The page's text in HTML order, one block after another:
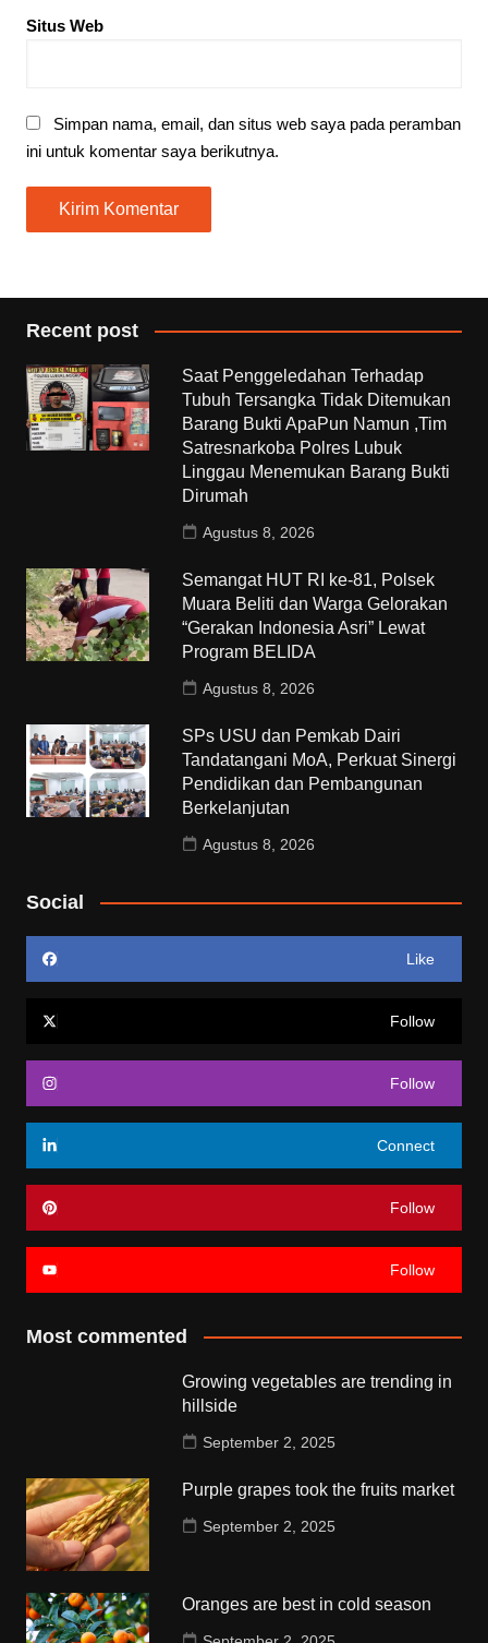
Situs Web
Simpan nama, email, dan situs web saya pada peramban
ini untuk komentar saya berikutnya.
Recent post
Saat Penggeledahan Terhadap
Tubuh Tersangka Tidak Ditemukan
Barang Bukti ApaPun Namun ,Tim
Satresnarkoba Polres Lubuk
Linggau Menemukan Barang Bukti
Dirumah
Agustus 8, 2026
Semangat HUT RI ke-81, Polsek
Muara Beliti dan Warga Gelorakan
“Gerakan Indonesia Asri” Lewat
Program BELIDA
Agustus 8, 2026
SPs USU dan Pemkab Dairi
Tandatangani MoA, Perkuat Sinergi
Pendidikan dan Pembangunan
Berkelanjutan
Agustus 8, 2026
Social
Like
Follow
Follow
Connect
Follow
Follow
Most commented
Growing vegetables are trending in
hillside
September 2, 2025
Purple grapes took the fruits market
September 2, 2025
Oranges are best in cold season